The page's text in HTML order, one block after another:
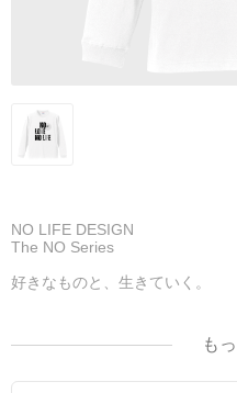
NO LIFE DESIGN
The NO Series
好きなものと、生きていく。
大切な想いを、季節を超えて身
も